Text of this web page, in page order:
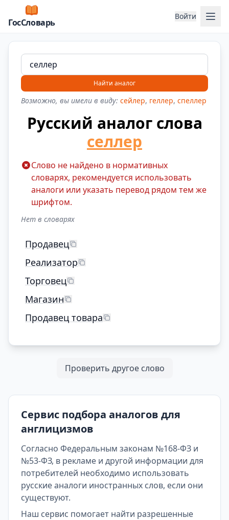
ГосСловарь
Войти
Найти аналог
Возможно, вы имели в виду: сейлер, геллер, спеллер
Русский аналог слова
селлер
Слово не найдено в нормативных
словарях, рекомендуется использовать
аналоги или указать перевод рядом тем же
шрифтом.
Нет в словарях
Продавец
Реализатор
Торговец
Магазин
Продавец товара
Проверить другое слово
Сервис подбора аналогов для
англицизмов
Согласно Федеральным законам №168-ФЗ и
№53-ФЗ, в рекламе и другой информации для
потребителей необходимо использовать
русские аналоги иностранных слов, если они
существуют.
Наш сервис помогает найти разрешенные